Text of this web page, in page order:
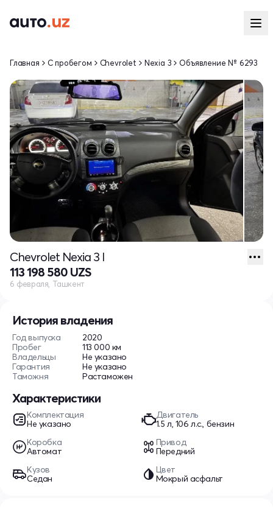
История владения
Год выпуска
2020
Пробег
113 000 км
Владельцы
Не указано
Гарантия
Не указано
Таможня
Растаможен
Характеристики
Комплектация
Не указано
Двигатель
1.5 л, 106 л.с., бензин
Коробка
Автомат
Привод
Передний
Кузов
Седан
Цвет
Мокрый асфальт
Главная С пробегом Chevrolet Nexia 3 Объявление № 6293
Chevrolet Nexia 3 I
113 198 580 UZS
6 февраля, Ташкент